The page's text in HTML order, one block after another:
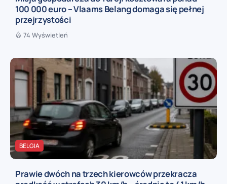
100 000 euro – Vlaams Belang domaga się pełnej
przejrzystości
74 Wyświetleń
BELGIA
Prawie dwóch na trzech kierowców przekracza